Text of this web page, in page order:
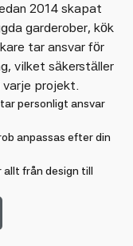
2014 skapat
garderober, kök
tar ansvar för
vilket säkerställer
varje projekt.
personligt ansvar
anpassas efter din
allt från design till